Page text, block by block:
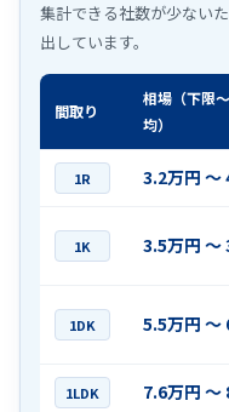
集計できる社数が少ないた
出しています。
間取り
相場（下限
均）
1R 3.2万円 〜
1K 3.5万円 〜
1DK 5.5万円 〜
1LDK 7.6万円 〜